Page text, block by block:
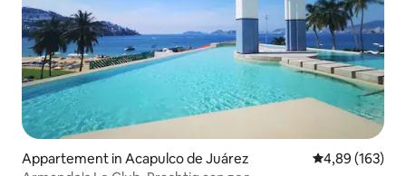
Appartement in Acapulco de Juárez Gemiddelde
4,89 (163)